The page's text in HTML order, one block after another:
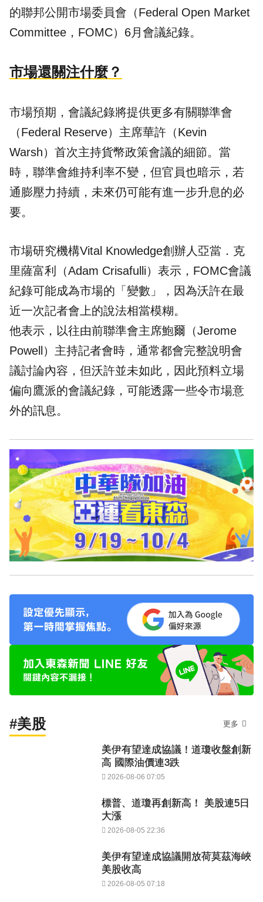
的聯邦公開市場委員會（Federal Open Market
Committee，FOMC）6月會議紀錄。
市場還關注什麼？
市場預期，會議紀錄將提供更多有關聯準會
（Federal Reserve）主席華許（Kevin
Warsh）首次主持貨幣政策會議的細節。當
時，聯準會維持利率不變，但官員也暗示，若
通膨壓力持續，未來仍可能有進一步升息的必
要。
市場研究機構Vital Knowledge創辦人亞當．克
里薩富利（Adam Crisafulli）表示，FOMC會議
紀錄可能成為市場的「變數」，因為沃許在最
近一次記者會上的說法相當模糊。
他表示，以往由前聯準會主席鮑爾（Jerome
Powell）主持記者會時，通常都會完整說明會
議討論內容，但沃許並未如此，因此預料立場
偏向鷹派的會議紀錄，可能透露一些令市場意
外的訊息。
#美股 更多
美伊有望達成協議！道瓊收盤創新
高 國際油價連3跌
2026-08-06 07:05
標普、道瓊再創新高！ 美股連5日
大漲
2026-08-05 22:36
美伊有望達成協議開放荷莫茲海峽
美股收高
2026-08-05 07:18